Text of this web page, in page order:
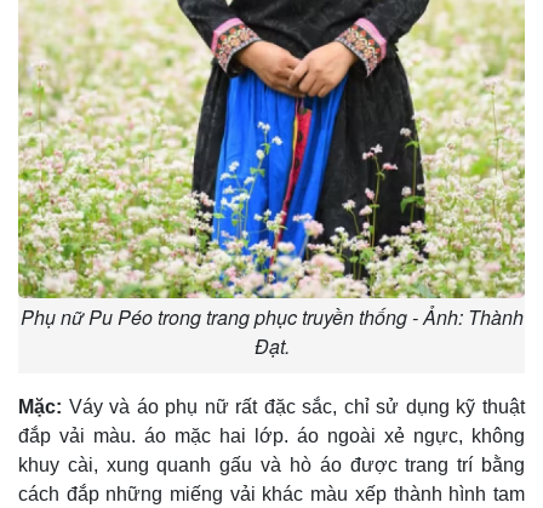
Phụ nữ Pu Péo trong trang phục truyền thống - Ảnh: Thành
Đạt.
Mặc: Váy và áo phụ nữ rất đặc sắc, chỉ sử dụng kỹ thuật
đắp vải màu. áo mặc hai lớp. áo ngoài xẻ ngực, không
khuy cài, xung quanh gấu và hò áo được trang trí bằng
cách đắp những miếng vải khác màu xếp thành hình tam